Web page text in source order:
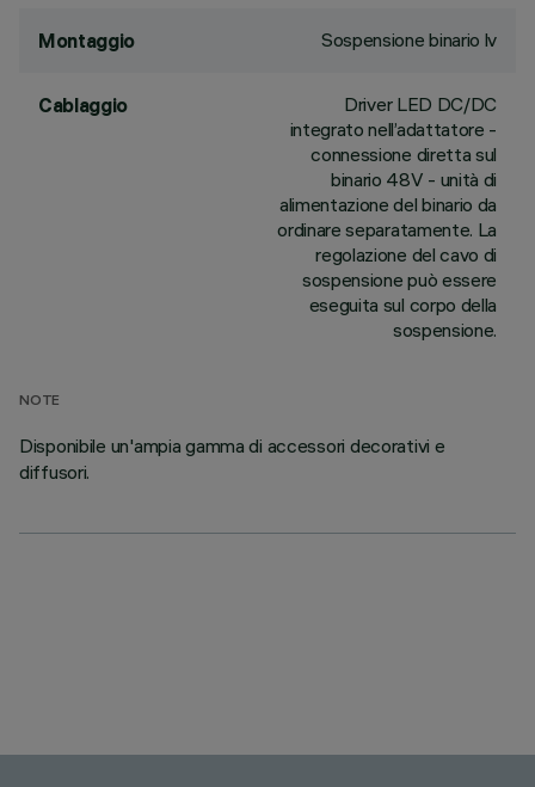
Montaggio Sospensione binario lv
Cablaggio
Driver LED DC/DC
integrato nell’adattatore -
connessione diretta sul
binario 48V - unità di
alimentazione del binario da
ordinare separatamente. La
regolazione del cavo di
sospensione può essere
eseguita sul corpo della
sospensione.
NOTE
Disponibile un'ampia gamma di accessori decorativi e
diffusori.